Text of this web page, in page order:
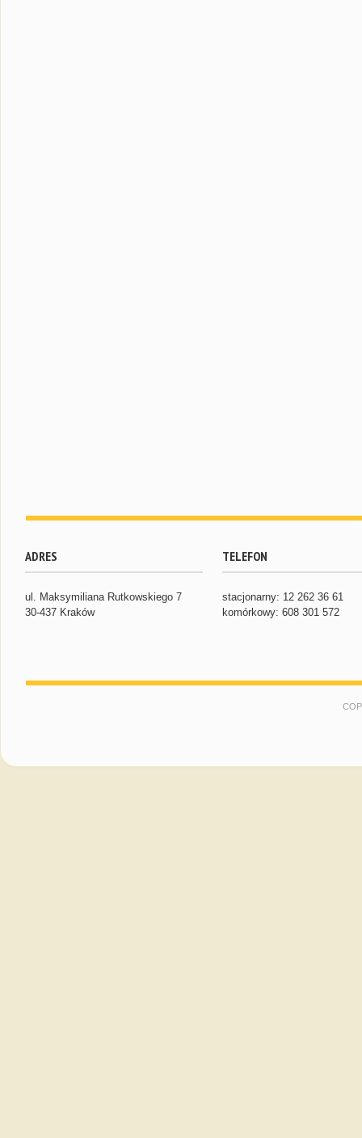
ADRES
ul. Maksymiliana Rutkowskiego 7
30-437 Kraków
TELEFON
stacjonarny: 12 262 36 61
komórkowy: 608 301 572